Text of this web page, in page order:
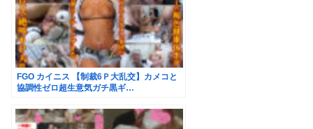
FGO カイニス 【制裁6Ｐ大乱交】カメコと
協調性ゼロ超生意気ガチ黒ギ…